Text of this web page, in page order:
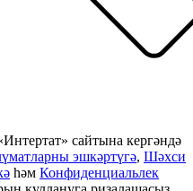
сайтына кергәндә
эшкәртүгә, Шәхси
һәм Конфиденциальлек